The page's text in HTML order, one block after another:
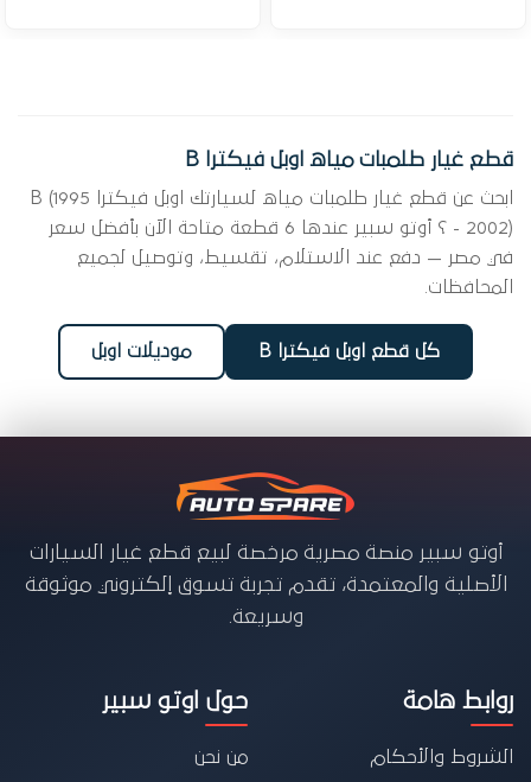
قطع غيار طلمبات مياه اوبل فيكترا B
ابحث عن قطع غيار طلمبات مياه لسيارتك اوبل فيكترا B (1995
- 2002) ؟ أوتو سبير عندها 6 قطعة متاحة الآن بأفضل سعر
في مصر — دفع عند الاستلام، تقسيط، وتوصيل لجميع
المحافظات.
كل قطع اوبل فيكترا B موديلات اوبل
أوتو سبير منصة مصرية مرخصة لبيع قطع غيار السيارات
الأصلية والمعتمدة، تقدم تجربة تسوق إلكتروني موثوقة
وسريعة.
روابط هامة
الشروط والأحكام
حول اوتو سبير
من نحن